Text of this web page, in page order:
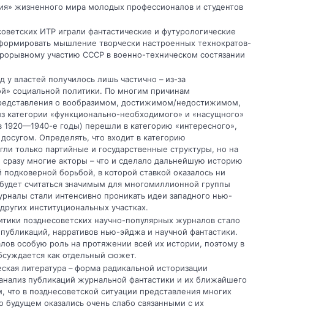
жизненного мира молодых профессионалов и студентов
ИТР играли фантастические и футурологические
мышление творчески настроенных технократов-
участию СССР в военно-техническом состязании
властей получилось лишь частично – из-за
социальной политики. По многим причинам
о вообразимом, достижимом/недостижимом,
категории «функционально-необходимого» и «насущного»
1920—1940-е годы) перешли в категорию «интересного»,
Определять, что входит в категорию
только партийные и государственные структуры, но на
многие акторы – что и сделало дальнейшую историю
борьбой, в которой ставкой оказалось ни
считаться значимым для многомиллионной группы
стали интенсивно проникать идеи западного нью-
институциональных участках.
позднесоветских научно-популярных журналов стало
нарративов нью-эйджа и научной фантастики.
особую роль на протяжении всей их истории, поэтому в
как отдельный сюжет.
литература – форма радикальной историзации
публикаций журнальной фантастики и их ближайшего
что в позднесоветской ситуации представления многих
будущем оказались очень слабо связанными с их